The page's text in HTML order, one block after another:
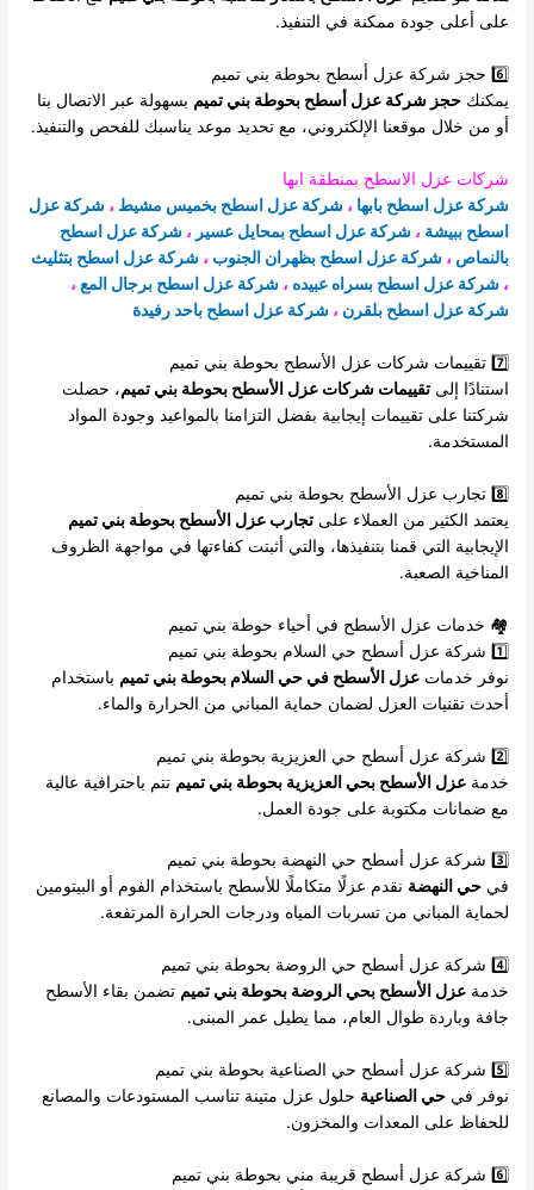
على أعلى جودة ممكنة في التنفيذ.
6️⃣ حجز شركة عزل أسطح بحوطة بني تميم
يمكنكحجز شركة عزل أسطح بحوطة بني تميم بسهولة عبر الاتصال بنا
أو من خلال موقعنا الإلكتروني، مع تحديد موعد يناسبك للفحص والتنفيذ.
شركات عزل الاسطح بمنطقة ابها
شركة عزل اسطح بابها ،شركة عزل اسطح بخميس مشيط ،شركة عزل
اسطح ببيشة ،شركة عزل اسطح بمحايل عسير ،شركة عزل اسطح
بالنماص ،شركة عزل اسطح بظهران الجنوب ،شركة عزل اسطح بتثليث
،شركة عزل اسطح بسراه عبيده ،شركة عزل اسطح برجال المع ،
شركة عزل اسطح بلقرن ،شركة عزل اسطح باحد رفيدة
7️⃣ تقييمات شركات عزل الأسطح بحوطة بني تميم
استنادًا إلىتقييمات شركات عزل الأسطح بحوطة بني تميم، حصلت
شركتنا على تقييمات إيجابية بفضل التزامنا بالمواعيد وجودة المواد
المستخدمة.
8️⃣ تجارب عزل الأسطح بحوطة بني تميم
يعتمد الكثير من العملاء علىتجارب عزل الأسطح بحوطة بني تميم
الإيجابية التي قمنا بتنفيذها، والتي أثبتت كفاءتها في مواجهة الظروف
المناخية الصعبة.
🏘️ خدمات عزل الأسطح في أحياء حوطة بني تميم
1️⃣ شركة عزل أسطح حي السلام بحوطة بني تميم
نوفر خدماتعزل الأسطح في حي السلام بحوطة بني تميم باستخدام
أحدث تقنيات العزل لضمان حماية المباني من الحرارة والماء.
2️⃣ شركة عزل أسطح حي العزيزية بحوطة بني تميم
خدمةعزل الأسطح بحي العزيزية بحوطة بني تميم تتم باحترافية عالية
مع ضمانات مكتوبة على جودة العمل.
3️⃣ شركة عزل أسطح حي النهضة بحوطة بني تميم
فيحي النهضة نقدم عزلًا متكاملًا للأسطح باستخدام الفوم أو البيتومين
لحماية المباني من تسربات المياه ودرجات الحرارة المرتفعة.
4️⃣ شركة عزل أسطح حي الروضة بحوطة بني تميم
خدمةعزل الأسطح بحي الروضة بحوطة بني تميم تضمن بقاء الأسطح
جافة وباردة طوال العام، مما يطيل عمر المبنى.
5️⃣ شركة عزل أسطح حي الصناعية بحوطة بني تميم
نوفر فيحي الصناعية حلول عزل متينة تناسب المستودعات والمصانع
للحفاظ على المعدات والمخزون.
6️⃣ شركة عزل أسطح قريبة مني بحوطة بني تميم